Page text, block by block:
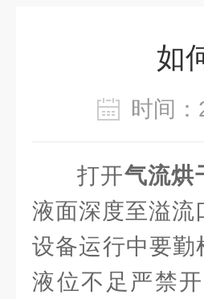
如
时间
打开气流烘
液面深度至溢流
设备运行中要
液位不足严禁